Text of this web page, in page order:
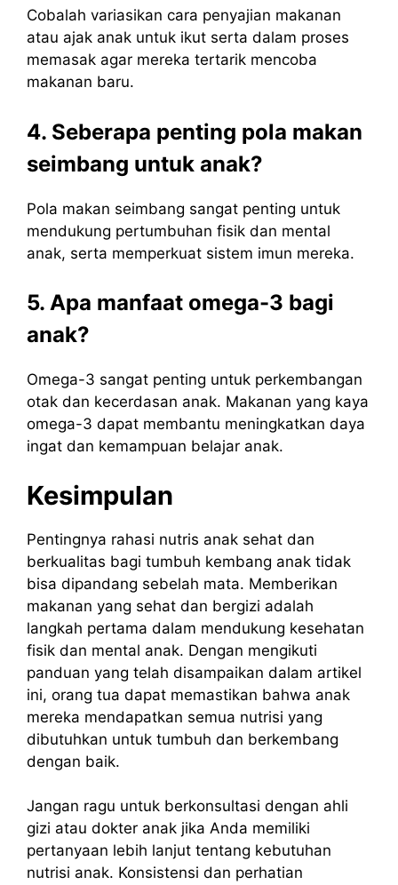
Cobalah variasikan cara penyajian makanan
atau ajak anak untuk ikut serta dalam proses
memasak agar mereka tertarik mencoba
makanan baru.
4. Seberapa penting pola makan
seimbang untuk anak?
Pola makan seimbang sangat penting untuk
mendukung pertumbuhan fisik dan mental
anak, serta memperkuat sistem imun mereka.
5. Apa manfaat omega-3 bagi
anak?
Omega-3 sangat penting untuk perkembangan
otak dan kecerdasan anak. Makanan yang kaya
omega-3 dapat membantu meningkatkan daya
ingat dan kemampuan belajar anak.
Kesimpulan
Pentingnya rahasi nutris anak sehat dan
berkualitas bagi tumbuh kembang anak tidak
bisa dipandang sebelah mata. Memberikan
makanan yang sehat dan bergizi adalah
langkah pertama dalam mendukung kesehatan
fisik dan mental anak. Dengan mengikuti
panduan yang telah disampaikan dalam artikel
ini, orang tua dapat memastikan bahwa anak
mereka mendapatkan semua nutrisi yang
dibutuhkan untuk tumbuh dan berkembang
dengan baik.
Jangan ragu untuk berkonsultasi dengan ahli
gizi atau dokter anak jika Anda memiliki
pertanyaan lebih lanjut tentang kebutuhan
nutrisi anak. Konsistensi dan perhatian